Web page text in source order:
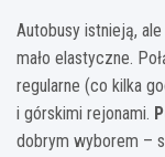
Autobusy istnieją,
mało elastyczne.
regularne (co kilka
i górskimi rejonami.
dobrym wyborem –